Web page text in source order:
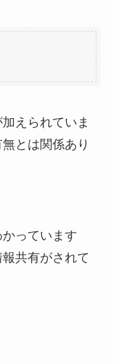
えられていま
とは関係あり
っています
共有がされて